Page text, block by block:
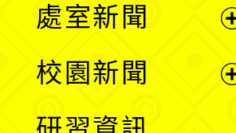
處室新聞
校園新聞